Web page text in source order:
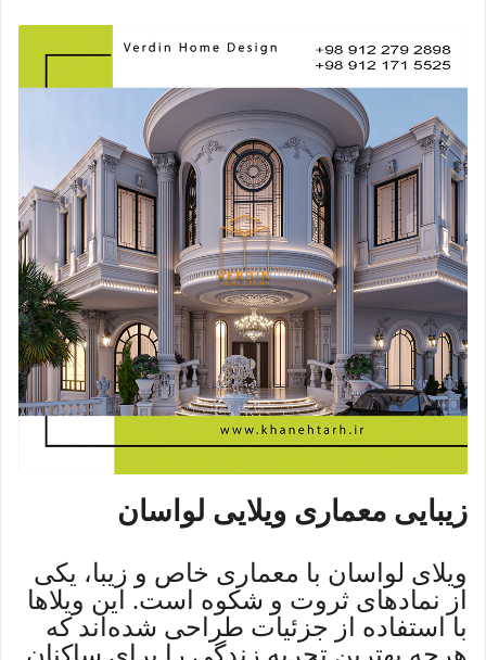
زیبایی معماری ویلایی لواسان
ویلای لواسان با معماری خاص و زیبا، یکی
از نمادهای ثروت و شکوه است. این ویلاها
با استفاده از جزئیات طراحی شده‌اند که
هرچه بهترین تجربه زندگی را برای ساکنان